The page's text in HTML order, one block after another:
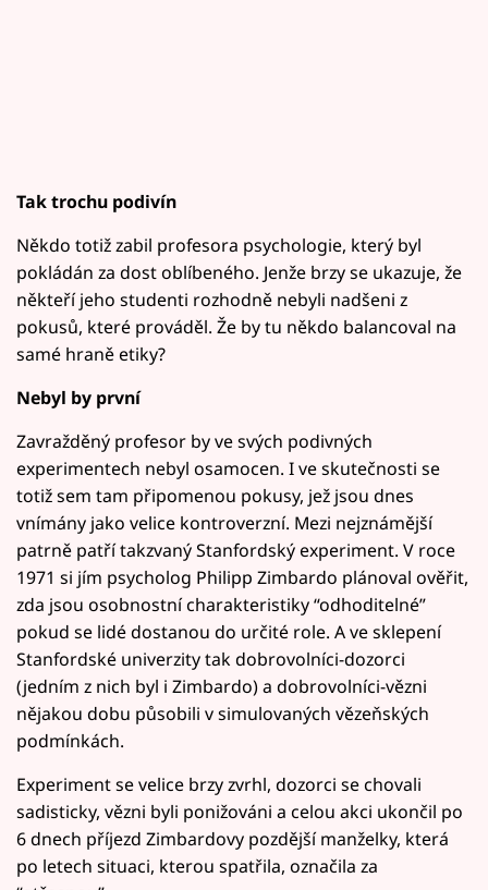
Tak trochu podivín
Někdo totiž zabil profesora psychologie, který byl
pokládán za dost oblíbeného. Jenže brzy se ukazuje, že
někteří jeho studenti rozhodně nebyli nadšeni z
pokusů, které prováděl. Že by tu někdo balancoval na
samé hraně etiky?
Nebyl by první
Zavražděný profesor by ve svých podivných
experimentech nebyl osamocen. I ve skutečnosti se
totiž sem tam připomenou pokusy, jež jsou dnes
vnímány jako velice kontroverzní. Mezi nejznámější
patrně patří takzvaný Stanfordský experiment. V roce
1971 si jím psycholog Philipp Zimbardo plánoval ověřit,
zda jsou osobnostní charakteristiky “odhoditelné”
pokud se lidé dostanou do určité role. A ve sklepení
Stanfordské univerzity tak dobrovolníci-dozorci
(jedním z nich byl i Zimbardo) a dobrovolníci-vězni
nějakou dobu působili v simulovaných vězeňských
podmínkách.
Experiment se velice brzy zvrhl, dozorci se chovali
sadisticky, vězni byli ponižováni a celou akci ukončil po
6 dnech příjezd Zimbardovy pozdější manželky, která
po letech situaci, kterou spatřila, označila za